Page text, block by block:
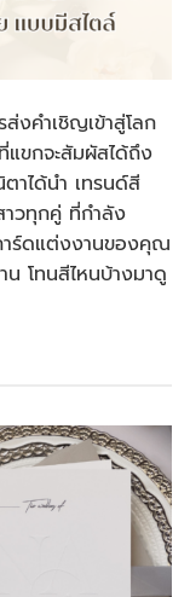
งคำเชิญเข้าสู่โลก
แขกจะสัมผัสได้ถึง
าได้นำ เทรนด์สี
วทุกคู่ ที่กำลัง
าร์ดแต่งงานของคุณ
น โทนสีไหนบ้างมาดู